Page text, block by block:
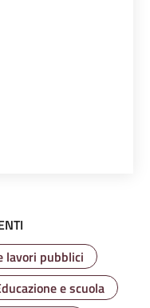
lavori pubblici
e scuola